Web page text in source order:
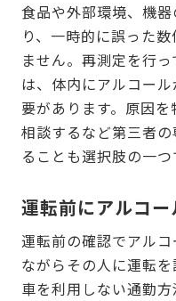
食品や外部環境、機
り、一時的に誤った
ません。再測定を行
は、体内にアルコー
要があります。原因
相談するなど第三者
ることも選択肢の一つ
運転前にアルコ
運転前の確認でアル
ながらその人に運転を
車を利用しない通勤